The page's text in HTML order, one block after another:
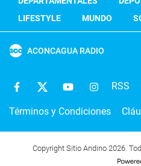
LIFESTYLE
MUNDO
ACONCAGUA RADIO
RSS
Términos y Condiciones
Copyright Sitio Andino 2026.